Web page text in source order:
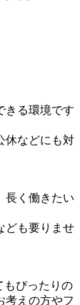
きる環境です
休などにも対
長く働きたい
ども要りませ
もぴったりの
考えの方やフ